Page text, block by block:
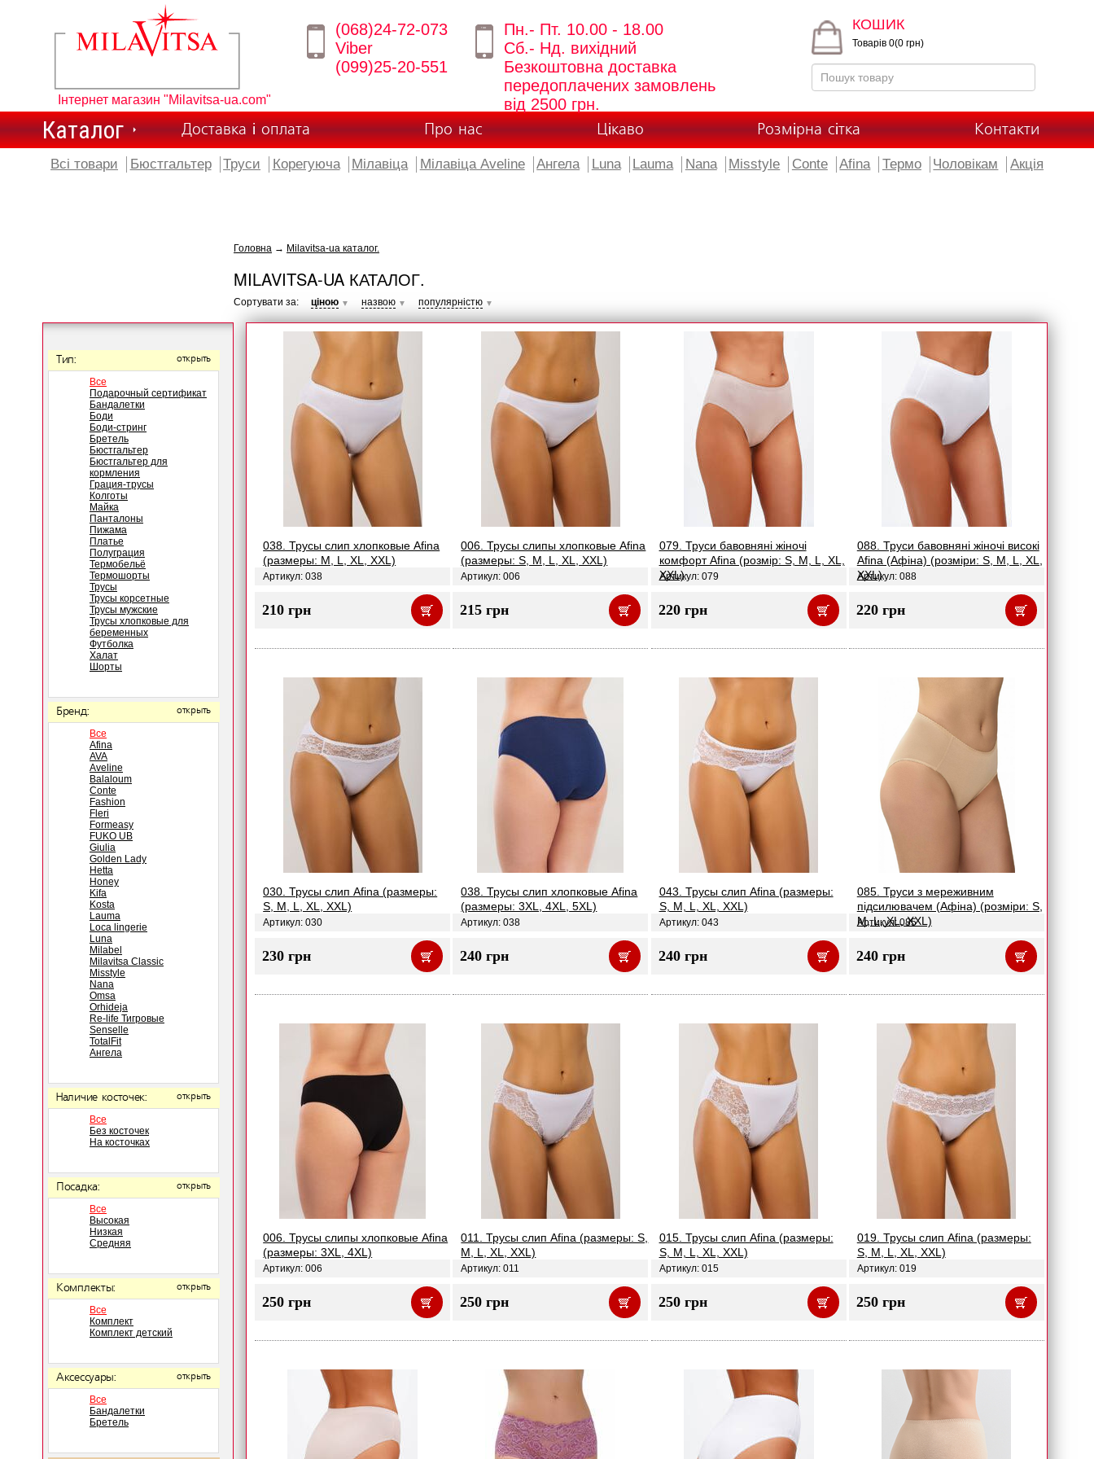
Інтернет магазин "Milavitsa-ua.com"
(068)24-72-073
Viber
(099)25-20-551
Пн.- Пт. 10.00 - 18.00
Сб.- Нд. вихідний
Безкоштовна доставка
передоплачених замовлень
від 2500 грн.
КОШИК
Товарів 0(0 грн)
Каталог Доставка і оплата Про нас Цікаво Розмірна сітка Контакти
Всі товари Бюстгальтер Труси Корегуюча Мілавіца Мілавіца Aveline Ангела Luna Lauma Nana Misstyle Conte Afina Термо Чоловікам Акція
Тип: открыть
Все
Подарочный сертификат
Бандалетки
Боди
Боди-стринг
Бретель
Бюстгальтер
Бюстгальтер для
кормления
Грация-трусы
Колготы
Майка
Панталоны
Пижама
Платье
Полуграция
Термобельё
Термошорты
Трусы
Трусы корсетные
Трусы мужские
Трусы хлопковые для
беременных
Футболка
Халат
Шорты
Бренд: открыть
Все
Afina
AVA
Aveline
Balaloum
Conte
Fashion
Fleri
Formeasy
FUKO UB
Giulia
Golden Lady
Hetta
Honey
Kifa
Kosta
Lauma
Loca lingerie
Luna
Milabel
Milavitsa Classic
Misstyle
Nana
Omsa
Orhideja
Re-life Тигровые
Senselle
TotalFit
Ангела
Наличие косточек: открыть
Все
Без косточек
На косточках
Посадка: открыть
Все
Высокая
Низкая
Средняя
Комплекты: открыть
Все
Комплект
Комплект детский
Аксессуары: открыть
Все
Бандалетки
Бретель
Головна → Milavitsa-ua каталог.
MILAVITSA-UA КАТАЛОГ.
Сортувати за: ціною ▼ назвою ▼ популярністю ▼
038. Трусы слип хлопковые Afina
(размеры: M, L, XL, XXL)
Артикул: 038
210 грн
006. Трусы слипы хлопковые Afina
(размеры: S, M, L, XL, XXL)
Артикул: 006
215 грн
079. Труси бавовняні жіночі
комфорт Afina (розмір: S, M, L, XL,
XXL)
Артикул: 079
220 грн
088. Труси бавовняні жіночі високі
Afina (Афіна) (розміри: S, M, L, XL,
XXL)
Артикул: 088
220 грн
030. Трусы слип Afina (размеры:
S, M, L, XL, XXL)
Артикул: 030
230 грн
038. Трусы слип хлопковые Afina
(размеры: 3XL, 4XL, 5XL)
Артикул: 038
240 грн
043. Трусы слип Afina (размеры:
S, M, L, XL, XXL)
Артикул: 043
240 грн
085. Труси з мереживним
підсилювачем (Афіна) (розміри: S,
M, L, XL, XXL)
Артикул: 085
240 грн
006. Трусы слипы хлопковые Afina
(размеры: 3XL, 4XL)
Артикул: 006
250 грн
011. Трусы слип Afina (размеры: S,
M, L, XL, XXL)
Артикул: 011
250 грн
015. Трусы слип Afina (размеры:
S, M, L, XL, XXL)
Артикул: 015
250 грн
019. Трусы слип Afina (размеры:
S, M, L, XL, XXL)
Артикул: 019
250 грн